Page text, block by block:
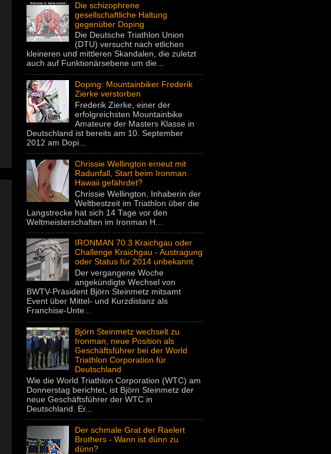
Die schizophrene
gesellschaftliche Haltung
gegenüber Doping
Die Deutsche Triathlon Union
(DTU) versucht nach etlichen
kleineren und mittleren Skandalen, die zuletzt
auch auf Funktionärsebene um die...
Doping: Mountainbiker Frederik
Zierke verstorben
Frederik Zierke, einer der
erfolgreichsten Mountainbike
Amateure der Masters Klasse in
Deutschland ist bereits am 10. September
2012 am Dopi...
Chrissie Wellington erneut mit
Radunfall, Start beim Ironman
Hawaii gefährdet?
Chrissie Wellington, Inhaberin der
Weltbestzeit im Triathlon über die
Langstrecke hat sich 14 Tage vor den
Weltmeisterschaften im Ironman H...
IRONMAN 70.3 Kraichgau oder
Challenge Kraichgau - Austragung
oder Status für 2014 unbekannt
Der vergangene Woche
angekündigte Wechsel von
BWTV-Präsident Björn Steinmetz mitsamt
Event über Mittel- und Kurzdistanz als
Franchise-Unte...
Björn Steinmetz wechselt zu
Ironman, neue Position als
Geschäftsführer bei der World
Triathlon Corporation für
Deutschland
Wie die World Triathlon Corporation (WTC) am
Donnerstag berichtet, ist Björn Steinmetz der
neue Geschäftsführer der WTC in
Deutschland. Er...
Der schmale Grat der Raelert
Brothers - Wann ist dünn zu
dünn?